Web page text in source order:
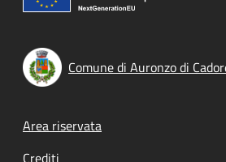
Comune di Auronzo di
Footer menu
Area riservata
Crediti